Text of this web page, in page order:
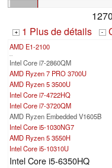
+ 1 Plus de détails -
AMD E1-2100
...
Intel Core i7-2860QM
AMD Ryzen 7 PRO 3700U
AMD Ryzen 5 3500U
Intel Core i7-4722HQ
Intel Core i7-3720QM
AMD Ryzen Embedded V1605B
Intel Core i5-1030NG7
AMD Ryzen 5 3550H
Intel Core i5-10310U
Intel Core i5-6350HQ